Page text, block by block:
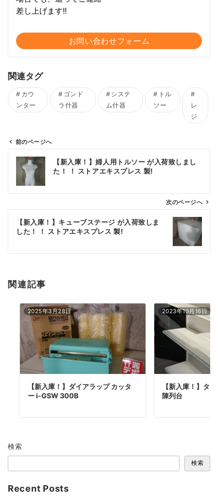
差し上げます!!
お問い合わせフォーム
関連タグ
カウ
ンター
ゴンド
ラ什器
システ
ム什器
トル
ソー
レ
ジ
ン
前のページへ
【新入庫！】婦人用トルソー が入荷致しまし
た！ ！ ストアエキスプレス 製!
次のページへ
【新入庫！】キューブステージ が入荷致しま
した！ ！ ストアエキスプレス 製!
関連記事
2025年3月28日
【新入庫！】ダイアラップ カッタ
ー i-GSW 300B
2023年10月16日
【新入庫！】タ
陳列台
検索
検索
Recent Posts